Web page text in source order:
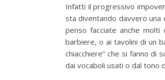
Infatti il progressivo
sta diventando davvero una
penso facciate anche
barbiere, o ai tavolini di un
chiacchiere” che si fanno di
dai vocaboli usati o dal tono